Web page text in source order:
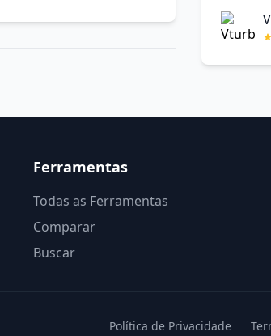
Ferramentas
Todas as Ferramentas
Comparar
Buscar
Política de Privacidade